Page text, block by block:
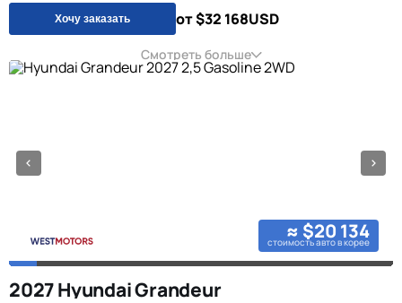
Хочу заказать от $32 168USD
Смотреть больше
≈ $20 134
стоимость авто в корее
2027 Hyundai Grandeur